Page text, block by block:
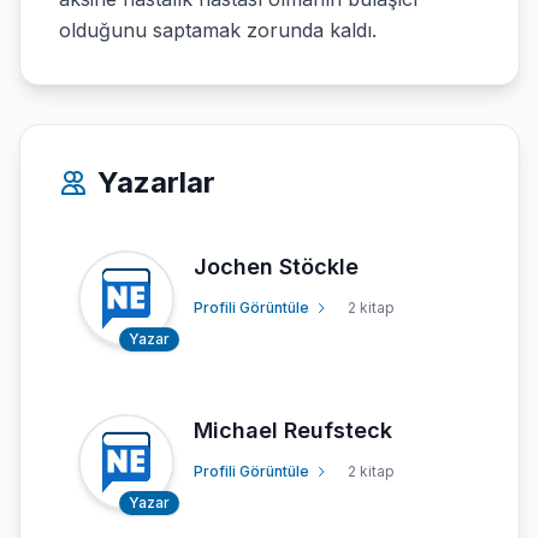
olduğunu saptamak zorunda kaldı.
Yazarlar
Yazar
Jochen Stöckle
Profili Görüntüle 2 kitap
Yazar
Michael Reufsteck
Profili Görüntüle 2 kitap